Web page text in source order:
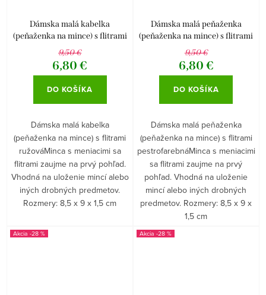
Dámska malá kabelka
(peňaženka na mince) s flitrami
ružová
9,50 €
6,80 €
DO KOŠÍKA
Dámska malá kabelka
(peňaženka na mince) s flitrami
ružováMinca s meniacimi sa
flitrami zaujme na prvý pohľad.
Vhodná na uloženie mincí alebo
iných drobných predmetov.
Rozmery: 8,5 x 9 x 1,5 cm
Dámska malá peňaženka
(peňaženka na mince) s flitrami
pestrofarebná
9,50 €
6,80 €
DO KOŠÍKA
Dámska malá peňaženka
(peňaženka na mince) s flitrami
pestrofarebnáMinca s meniacimi
sa flitrami zaujme na prvý
pohľad. Vhodná na uloženie
mincí alebo iných drobných
predmetov. Rozmery: 8,5 x 9 x
1,5 cm
-28 % -28 %